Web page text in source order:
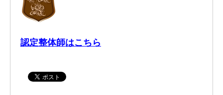
認定整体師はこちら